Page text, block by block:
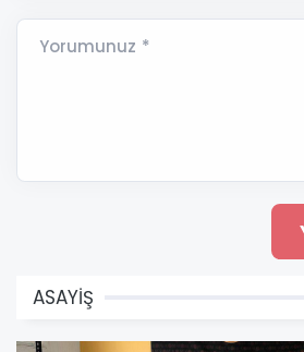
Yorumunuz *
ASAYİŞ